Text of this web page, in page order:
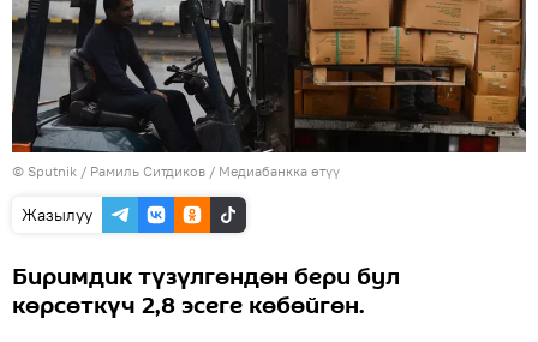
© Sputnik / Рамиль Ситдиков / Медиабанкка өтүү
Жазылуу
Биримдик түзүлгөндөн бери бул
көрсөткүч 2,8 эсеге көбөйгөн.